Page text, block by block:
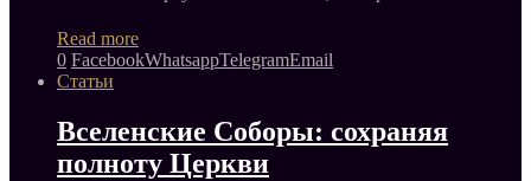
Read more
0 FacebookWhatsappTelegramEmail
Статьи
Вселенские Соборы: сохраняя
полноту Церкви